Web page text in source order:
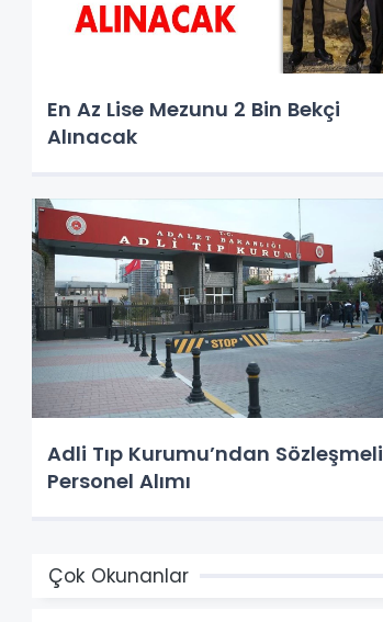
En Az Lise Mezunu 2 Bin Bekçi
Alınacak
Adli Tıp Kurumu’ndan Sözleşmeli
Personel Alımı
Çok Okunanlar